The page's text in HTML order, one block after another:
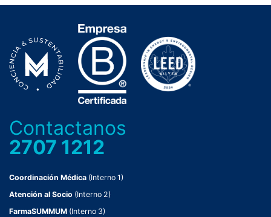
Contactanos
2707 1212
Coordinación Médica (Interno 1)
Atención al Socio (Interno 2)
FarmaSUMMUM (Interno 3)